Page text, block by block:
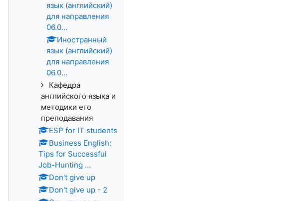
язык (английский)
для направления
06.0...
Иностранный
язык (английский)
для направления
06.0...
Кафедра
английского языка и
методики его
преподавания
ESP for IT students
Business English:
Tips for Successful
Job-Hunting ...
Don't give up
Don't give up - 2